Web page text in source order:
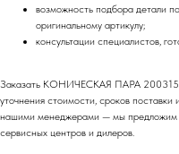
возможность подбора детали
оригинальному артикулу;
консультации специалистов,
Заказать КОНИЧЕСКАЯ ПАРА
уточнения стоимости, сроков
нашими менеджерами — мы предложим
сервисных центров и дилеров.